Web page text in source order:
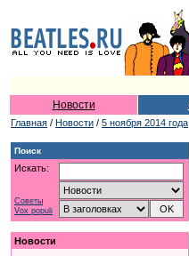
Новости
Главная / Новости / 5 ноября 2014 года
Поиск
Искать:
Советы
Vox populi
Новости